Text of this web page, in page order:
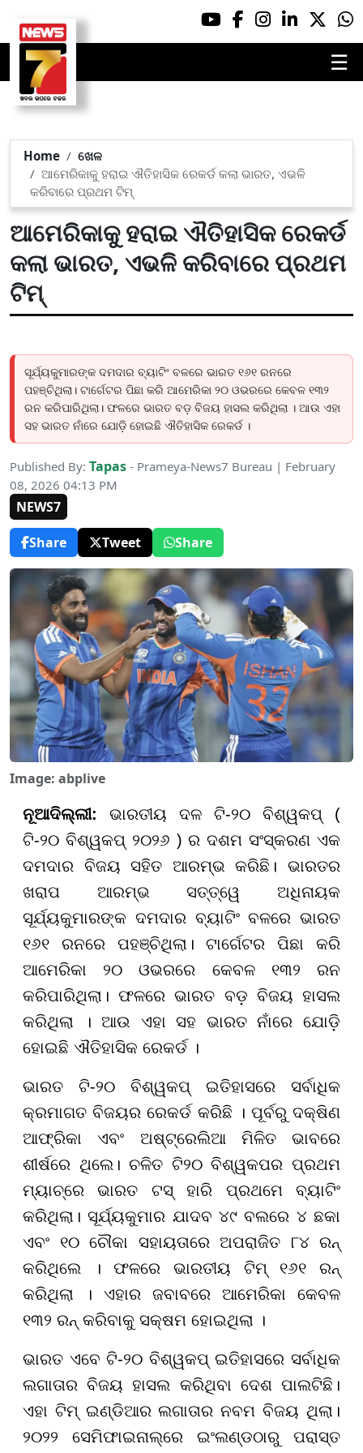
☰
Home
ଖେଳ
ଆମେରିକାକୁ ହରାଇ ଐତିହାସିକ ରେକର୍ଡ କଲା ଭାରତ, ଏଭଳି
କରିବାରେ ପ୍ରଥମ ଟିମ୍‌
ଆମେରିକାକୁ ହରାଇ ଐତିହାସିକ ରେକର୍ଡ
କଲା ଭାରତ, ଏଭଳି କରିବାରେ ପ୍ରଥମ
ଟିମ୍‌
ସୂର୍ଯ୍ୟକୁମାରଙ୍କ ଦମଦାର ବ୍ୟାଟିଂ ବଳରେ ଭାରତ ୧୬୧ ରନରେ
ପହଞ୍ଚିଥିଲା। ଟାର୍ଗେଟର ପିଛା କରି ଆମେରିକା ୨୦ ଓଭରରେ କେବଳ ୧୩୨
ରନ କରିପାରିଥିଲା। ଫଳରେ ଭାରତ ବଡ଼ ବିଜୟ ହାସଲ କରିଥିଲା । ଆଉ ଏହା
ସହ ଭାରତ ନାଁରେ ଯୋଡ଼ି ହୋଇଛି ଐତିହାସିକ ରେକର୍ଡ ।
Published By: Tapas - Prameya-News7 Bureau | February
08, 2026 04:13 PM
NEWS7
Share
Tweet Share
Image: abplive
ନୂଆଦିଲ୍ଲୀ: ଭାରତୀୟ ଦଳ ଟି-୨୦ ବିଶ୍ୱକପ୍ (
ଟି-୨୦ ବିଶ୍ୱକପ୍ ୨୦୨୬ ) ର ଦଶମ ସଂସ୍କରଣ ଏକ
ଦମଦାର ବିଜୟ ସହିତ ଆରମ୍ଭ କରିଛି। ଭାରତର
ଖରାପ ଆରମ୍ଭ ସତ୍ତ୍ୱେ ଅଧିନାୟକ
ସୂର୍ଯ୍ୟକୁମାରଙ୍କ ଦମଦାର ବ୍ୟାଟିଂ ବଳରେ ଭାରତ
୧୬୧ ରନରେ ପହଞ୍ଚିଥିଲା। ଟାର୍ଗେଟର ପିଛା କରି
ଆମେରିକା ୨୦ ଓଭରରେ କେବଳ ୧୩୨ ରନ
କରିପାରିଥିଲା। ଫଳରେ ଭାରତ ବଡ଼ ବିଜୟ ହାସଲ
କରିଥିଲା । ଆଉ ଏହା ସହ ଭାରତ ନାଁରେ ଯୋଡ଼ି
ହୋଇଛି ଐତିହାସିକ ରେକର୍ଡ ।
ଭାରତ ଟି-୨୦ ବିଶ୍ୱକପ୍ ଇତିହାସରେ ସର୍ବାଧିକ
କ୍ରମାଗତ ବିଜୟର ରେକର୍ଡ କରିଛି । ପୂର୍ବରୁ ଦକ୍ଷିଣ
ଆଫ୍ରିକା ଏବଂ ଅଷ୍ଟ୍ରେଲିଆ ମିଳିତ ଭାବରେ
ଶୀର୍ଷରେ ଥିଲେ। ଚଳିତ ଟି୨୦ ବିଶ୍ୱକପର ପ୍ରଥମ
ମ୍ୟାଚ୍ରେ ଭାରତ ଟସ୍ ହାରି ପ୍ରଥମେ ବ୍ୟାଟିଂ
କରିଥିଲା। ସୂର୍ଯ୍ୟକୁମାର ଯାଦବ ୪୯ ବଲରେ ୪ ଛକା
ଏବଂ ୧୦ ଚୌକା ସହାୟତାରେ ଅପରାଜିତ ୮୪ ରନ୍
କରିଥିଲେ । ଫଳରେ ଭାରତୀୟ ଟିମ୍ ୧୬୧ ରନ୍
କରିଥିଲା । ଏହାର ଜବାବରେ ଆମେରିକା କେବଳ
୧୩୨ ରନ୍ କରିବାକୁ ସକ୍ଷମ ହୋଇଥିଲା ।
ଭାରତ ଏବେ ଟି-୨୦ ବିଶ୍ୱକପ୍ ଇତିହାସରେ ସର୍ବାଧିକ
ଲଗାତାର ବିଜୟ ହାସଲ କରିଥିବା ଦେଶ ପାଲଟିଛି।
ଏହା ଟିମ୍ ଇଣ୍ଡିଆର ଲଗାତାର ନବମ ବିଜୟ ଥିଲା।
୨୦୨୨ ସେମିଫାଇନାଲ୍ରେ ଇଂଲଣ୍ଡଠାରୁ ପରାସ୍ତ